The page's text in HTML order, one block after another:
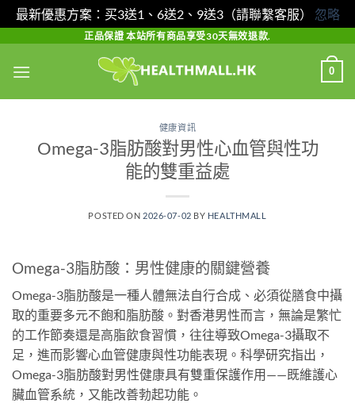
最新優惠方案：买3送1、6送2、9送3（請聯繫客服） 忽略
content
正品保證 本站所有商品享受30天無效退款.
0
健康資訊
Omega-3脂肪酸對男性心血管與性功
能的雙重益處
POSTED ON 2026-07-02 BY HEALTHMALL
Omega-3脂肪酸：男性健康的關鍵營養
Omega-3脂肪酸是一種人體無法自行合成、必須從膳食中攝
取的重要多元不飽和脂肪酸。對香港男性而言，無論是繁忙
的工作節奏還是高脂飲食習慣，往往導致Omega-3攝取不
足，進而影響心血管健康與性功能表現。科學研究指出，
Omega-3脂肪酸對男性健康具有雙重保護作用——既維護心
臟血管系統，又能改善勃起功能。